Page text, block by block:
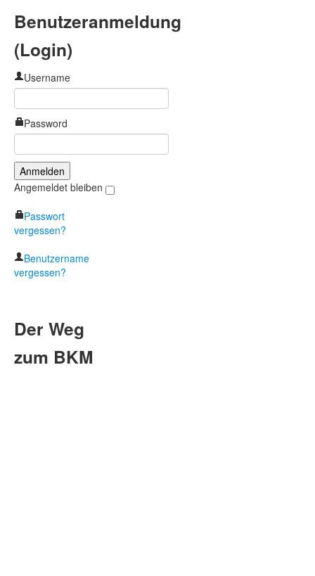
Benutzeranmeldung
(Login)
Username
Password
Angemeldet bleiben
Passwort
vergessen?
Benutzername
vergessen?
Der Weg
zum BKM